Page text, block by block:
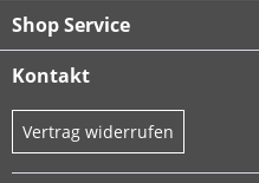
Shop Service
Kontakt
Vertrag widerrufen